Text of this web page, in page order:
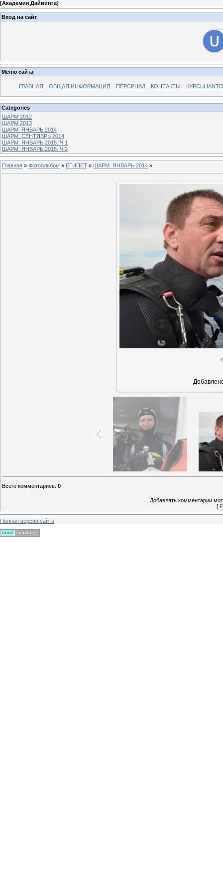
[Академия Дайвинга]
Вход на сайт
Меню сайта
ГЛАВНАЯ ОБЩАЯ ИНФОРМАЦИЯ ПЕРСРНАЛ КОНТАКТЫ КУРСЫ IANTD
Categories
ШАРМ 2012
ШАРМ 2013
ШАРМ. ЯНВАРЬ 2014
ШАРМ. СЕНТЯБРЬ 2014
ШАРМ. ЯНВАРЬ 2015. Ч 1
ШАРМ. ЯНВАРЬ 2015. Ч 2
Главная » Фотоальбом » ЕГИПЕТ » ШАРМ. ЯНВАРЬ 2014 »
В
Всего комментариев: 0
Добавлять комментарии
[
Полная версия сайта